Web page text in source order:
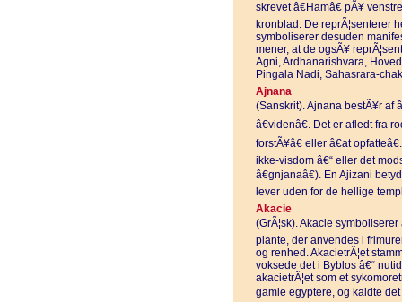
skrevet â€Hamâ€ pÃ¥
kronblad. De reprÃ¦senterer
symboliserer desuden
mener, at de ogsÃ¥
Agni, Ardhanarishvara,
Pingala Nadi, Sahasrara-
Ajnana
(Sanskrit). Ajnana bestÃ¥r af
â€videnâ€. Det er afledt fra
forstÃ¥â€ eller â€at
ikke-visdom â€“ eller det
â€gnjanaâ€). En Ajizani
lever uden for de hellige
Akacie
(GrÃ¦sk). Akacie symboliserer
plante, der anvendes i
og renhed. AkacietrÃ¦et
voksede det i Byblos â€“
akacietrÃ¦et som et
gamle egyptere, og kaldte det